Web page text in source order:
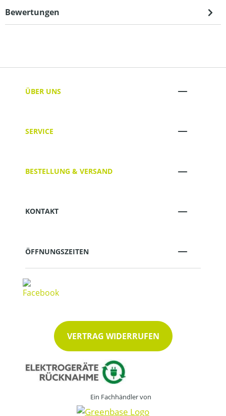
Bewertungen
ÜBER UNS
SERVICE
BESTELLUNG & VERSAND
KONTAKT
ÖFFNUNGSZEITEN
VERTRAG WIDERRUFEN
Ein Fachhändler von